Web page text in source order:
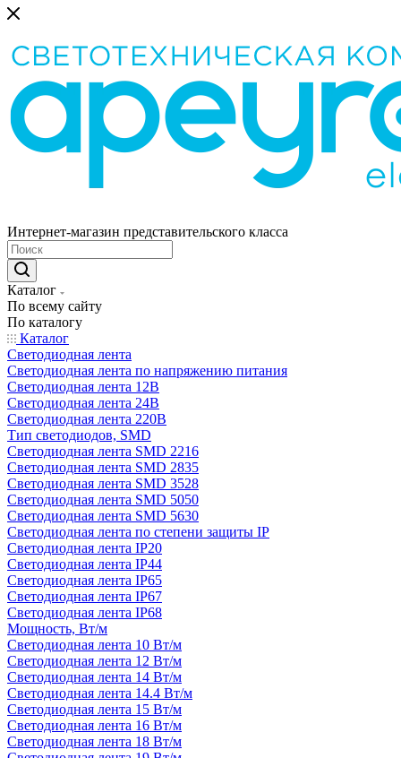
Интернет-магазин представительского класса
Каталог
По всему сайту
По каталогу
Каталог
Светодиодная лента
Светодиодная лента по напряжению питания
Светодиодная лента 12В
Светодиодная лента 24В
Светодиодная лента 220В
Тип светодиодов, SMD
Cветодиодная лента SMD 2216
Светодиодная лента SMD 2835
Светодиодная лента SMD 3528
Светодиодная лента SMD 5050
Светодиодная лента SMD 5630
Светодиодная лента по степени защиты IP
Светодиодная лента IP20
Светодиодная лента IP44
Светодиодная лента IP65
Светодиодная лента IP67
Светодиодная лента IP68
Мощность, Вт/м
Светодиодная лента 10 Вт/м
Светодиодная лента 12 Вт/м
Светодиодная лента 14 Вт/м
Светодиодная лента 14.4 Вт/м
Светодиодная лента 15 Вт/м
Светодиодная лента 16 Вт/м
Светодиодная лента 18 Вт/м